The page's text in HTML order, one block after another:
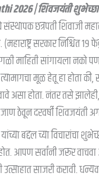
2026 | शिवजयंती
छत्रपती शिवाजी
सरकार निश्चित १९
माहिती सांगायला नको
मूळ हेतू हा होता की,
असा होता. नंतर तसे
जाण ठेवून दरवर्षी
बद्दल च्या विचारांचा
आपण सर्वांनी जरूर वाचवा
साजरी करावी.